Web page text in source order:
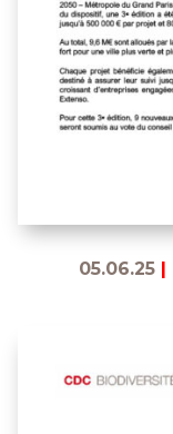
05.06.25|